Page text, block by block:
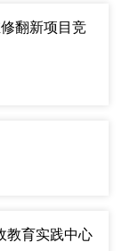
翻新项目竞
教育实践中心